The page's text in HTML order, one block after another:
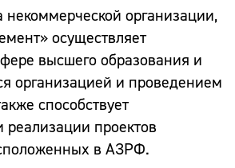
организации,
осуществляет
высшего образования и
организацией и проведением
способствует
реализации проектов
в АЗРФ.